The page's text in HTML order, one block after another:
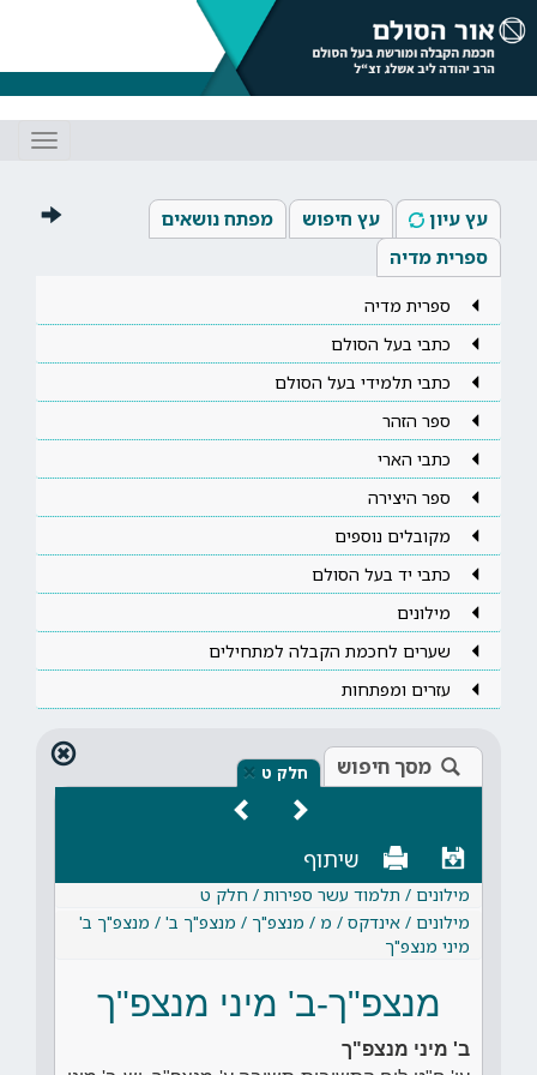
עץ עיון עץ חיפוש
מפתח נושאים
ספרית מדיה
ספרית מדיה
כתבי בעל הסולם
כתבי תלמידי בעל הסולם
ספר הזהר
כתבי הארי
ספר היצירה
מקובלים נוספים
כתבי יד בעל הסולם
מילונים
שערים לחכמת הקבלה למתחילים
עזרים ומפתחות
מסך חיפוש חלק ט ×
שיתוף
מילונים / תלמוד עשר ספירות / חלק ט
מילונים / אינדקס / מ / מנצפ"ך / מנצפ"ך ב' / מנצפ"ך ב'
מיני מנצפ"ך
מנצפ"ך-ב' מיני מנצפ"ך
ב' מיני מנצפ"ך